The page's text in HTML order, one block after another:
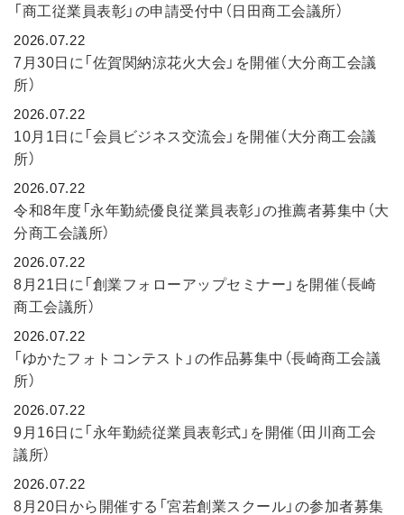
「商工従業員表彰」の申請受付中（日田商工会議所）
2026.07.22
7月30日に「佐賀関納涼花火大会」を開催（大分商工会議
所）
2026.07.22
10月1日に「会員ビジネス交流会」を開催（大分商工会議
所）
2026.07.22
令和8年度「永年勤続優良従業員表彰」の推薦者募集中（大
分商工会議所）
2026.07.22
8月21日に「創業フォローアップセミナー」を開催（長崎
商工会議所）
2026.07.22
「ゆかたフォトコンテスト」の作品募集中（長崎商工会議
所）
2026.07.22
9月16日に「永年勤続従業員表彰式」を開催（田川商工会
議所）
2026.07.22
8月20日から開催する「宮若創業スクール」の参加者募集